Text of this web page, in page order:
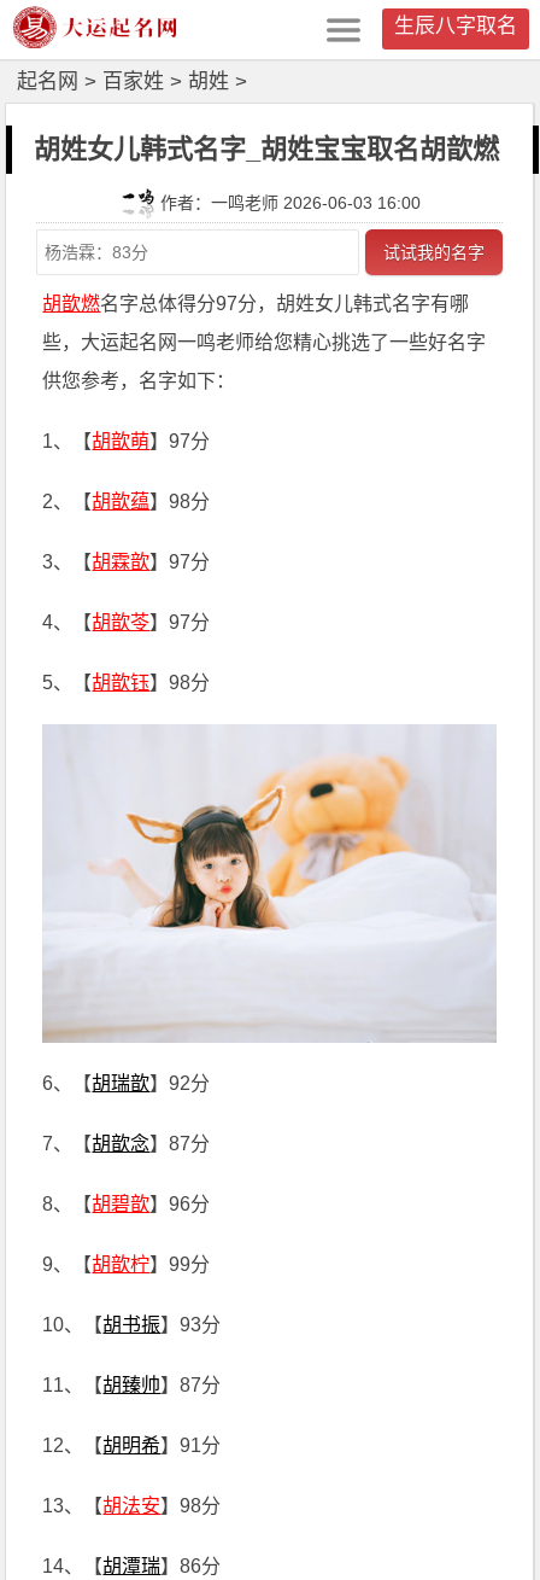
生辰八字取名
起名网 > 百家姓 > 胡姓 >
胡姓女儿韩式名字_胡姓宝宝取名胡歆燃
作者：一鸣老师 2026-06-03 16:00
试试我的名字
胡歆燃名字总体得分97分，胡姓女儿韩式名字有哪
些，大运起名网一鸣老师给您精心挑选了一些好名字
供您参考，名字如下：
1、【胡歆萌】97分
2、【胡歆蕴】98分
3、【胡霖歆】97分
4、【胡歆苓】97分
5、【胡歆钰】98分
6、【胡瑞歆】92分
7、【胡歆念】87分
8、【胡碧歆】96分
9、【胡歆柠】99分
10、【胡书振】93分
11、【胡臻帅】87分
12、【胡明希】91分
13、【胡法安】98分
14、【胡潭瑞】86分